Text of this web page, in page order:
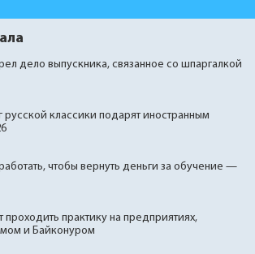
дело выпускника, связанное со шпаргалкой
русской классики подарят иностранным
чтобы вернуть деньги за обучение —
проходить практику на предприятиях,
и Байконуром